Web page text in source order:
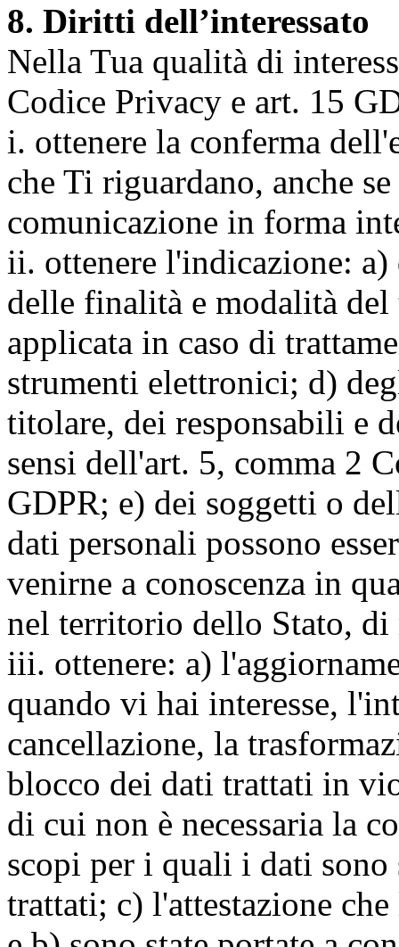
8. Diritti dell’interessato
Nella Tua qualità di
Codice Privacy e art. 15
i. ottenere la conferma
che Ti riguardano, anche
comunicazione in forma
ii. ottenere l'indicazione:
delle finalità e modalità
applicata in caso di
strumenti elettronici; d)
titolare, dei responsabili e
sensi dell'art. 5, comma 2
GDPR; e) dei soggetti o
dati personali possono
venirne a conoscenza in
nel territorio dello Stato,
iii. ottenere: a)
quando vi hai interesse,
cancellazione, la
blocco dei dati trattati in
di cui non è necessaria la
scopi per i quali i dati sono
trattati; c) l'attestazione